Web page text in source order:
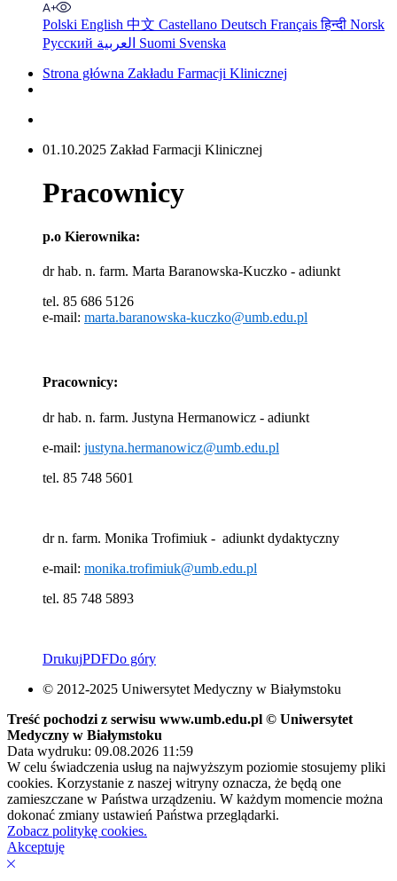
Polski English 中文 Castellano Deutsch Françaisहिन्दी Norsk
Русский
Suomi Svenska
Strona główna Zakładu Farmacji Klinicznej
01.10.2025 Zakład Farmacji Klinicznej
Pracownicy
p.o Kierownika:
dr hab. n. farm. Marta Baranowska-Kuczko - adiunkt
tel. 85 686 5126
e-mail: marta.baranowska-kuczko@umb.edu.pl
Pracownicy:
dr hab. n. farm. Justyna Hermanowicz - adiunkt
e-mail: justyna.hermanowicz@umb.edu.pl
tel. 85 748 5601
dr n. farm. Monika Trofimiuk - adiunkt dydaktyczny
e-mail: monika.trofimiuk@umb.edu.pl
tel. 85 748 5893
DrukujPDFDo góry
© 2012-2025 Uniwersytet Medyczny w Białymstoku
Treść pochodzi z serwisu www.umb.edu.pl © Uniwersytet
Medyczny w Białymstoku
Data wydruku: 09.08.2026 11:59
W celu świadczenia usług na najwyższym poziomie stosujemy pliki
cookies. Korzystanie z naszej witryny oznacza, że będą one
zamieszczane w Państwa urządzeniu. W każdym momencie można
dokonać zmiany ustawień Państwa przeglądarki.
Zobacz politykę cookies.
Akceptuję